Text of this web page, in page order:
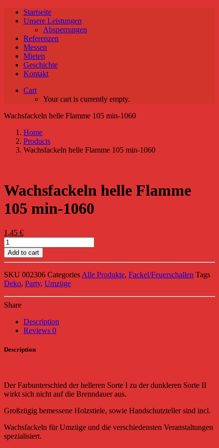
Startseite
Unsere Leistungen
Absperrungen
Referenzen
Messen
Mieten
Geschichte
Kontakt
Cart
Your cart is currently empty.
Wachsfackeln helle Flamme 105 min-1060
Home
Products
Wachsfackeln helle Flamme 105 min-1060
Wachsfackeln helle Flamme
105 min-1060
1,45 €
Wachsfackeln
helle
Flamme
min-
1060
Add to cart
SKU 002306 Categories Alle Produkte, Fackel/Feuerschallen Tags
Deko, Party, Umzüge
Share
Description
Reviews 0
Description
Der Farbunterschied der helleren Sorte I zu der dunkleren Sorte II
wirkt sich nicht auf die Brenndauer aus.
Großzügig bemessene Holzstiele, sowie Handschutzteller sind incl.
Wachsfackeln für Umzüge und die verschiedensten Veranstaltungen
spezialisiert.